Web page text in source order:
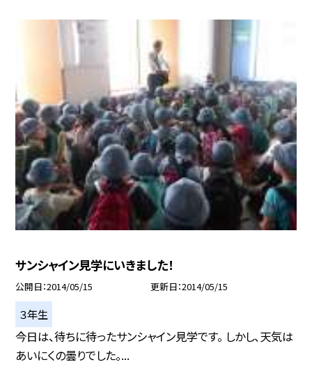
サンシャイン見学にいきました！
公開日 2014/05/15 更新日 2014/05/15
３年生
今日は、待ちに待ったサンシャイン見学です。 しかし、天気は
あいにくの曇りでした。...